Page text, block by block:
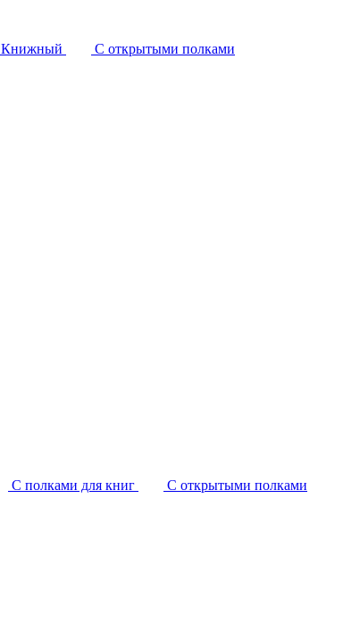
Книжный
С открытыми полками
С полками для книг
С открытыми полками